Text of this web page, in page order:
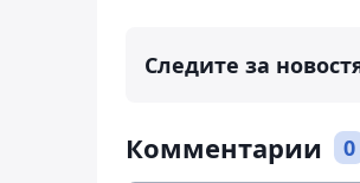
Следите за
Комментарии 0